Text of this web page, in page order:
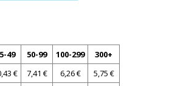
49 50-99 100-299
300+
€ 7,41 € 6,26 €
5,75 €